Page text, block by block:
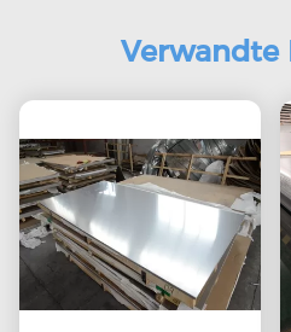
Verwandte